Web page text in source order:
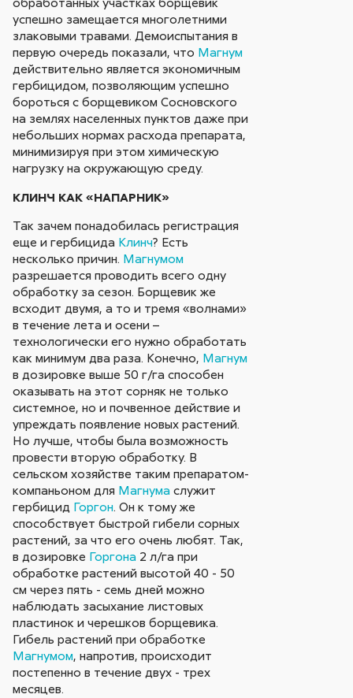
успешно замещается многолетними
злаковыми травами. Демоиспытания в
первую очередь показали, что Магнум
действительно является экономичным
гербицидом, позволяющим успешно
бороться с борщевиком Сосновского
на землях населенных пунктов даже при
небольших нормах расхода препарата,
минимизируя при этом химическую
нагрузку на окружающую среду.
КЛИНЧ КАК «НАПАРНИК»
Так зачем понадобилась регистрация
еще и гербицида Клинч? Есть
несколько причин. Магнумом
разрешается проводить всего одну
обработку за сезон. Борщевик же
всходит двумя, а то и тремя «волнами»
в течение лета и осени –
технологически его нужно обработать
как минимум два раза. Конечно, Магнум
в дозировке выше 50 г/га способен
оказывать на этот сорняк не только
системное, но и почвенное действие и
упреждать появление новых растений.
Но лучше, чтобы была возможность
провести вторую обработку. В
сельском хозяйстве таким препаратом-
компаньоном для Магнума служит
гербицид Горгон. Он к тому же
способствует быстрой гибели сорных
растений, за что его очень любят. Так,
в дозировке Горгона 2 л/га при
обработке растений высотой 40 - 50
см через пять - семь дней можно
наблюдать засыхание листовых
пластинок и черешков борщевика.
Гибель растений при обработке
Магнумом, напротив, происходит
постепенно в течение двух - трех
месяцев.